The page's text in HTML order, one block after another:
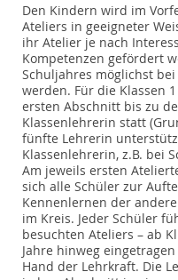
Den Kindern wird im
Ateliers in geeigneter
ihr Atelier je nach
Kompetenzen gefördert
Schuljahres möglichst
werden. Für die Klassen
ersten Abschnitt bis zu
Klassenlehrerin statt
fünfte Lehrerin
Klassenlehrerin, z.B. bei
Am jeweils ersten
sich alle Schüler zur
Kennenlernen der
im Kreis. Jeder Schüler
besuchten Ateliers – ab
Jahre hinweg
Hand der Lehrkraft. Die